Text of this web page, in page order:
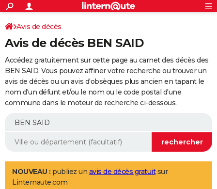
ACTUALITÉS
Politique
Société
Faits Divers
Education
Monde
Villes
+
SPORT
Coupe du monde 2026
Football
Tennis
Cyclisme
Rugby
Forum
Programme TV
TNT
Streaming
Cinéma
Sorties cinéma
Musique
+
FINANCE
Retraite
Epargne
Immobilier
Risques naturels par ville
Banque
Assurance
AUTO
Essais
Réserver un essai
Citadines
Berlines
SUV
Forum auto
+
Mobiles
Meilleur smartphone
Internet
Ordinateurs
Jeux vidéo
Guide high-tech
Aménagement intérieur
LIFESTYLE
Art de vivre
Bien-être
Loisirs
Mode
Modes de vie
Avis de décès
Avis de décès BEN SAID
Accédez gratuitement sur cette page au carnet des décès des
BEN SAID. Vous pouvez affiner votre recherche ou trouver un
avis de décès ou un avis d'obsèques plus ancien en tapant le
nom d'un défunt et/ou le nom ou le code postal d'une
commune dans le moteur de recherche ci-dessous.
NOUVEAU : publiez un avis de décès gratuitsur
Linternaute.com